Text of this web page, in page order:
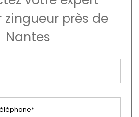
zingueur près de
Nantes